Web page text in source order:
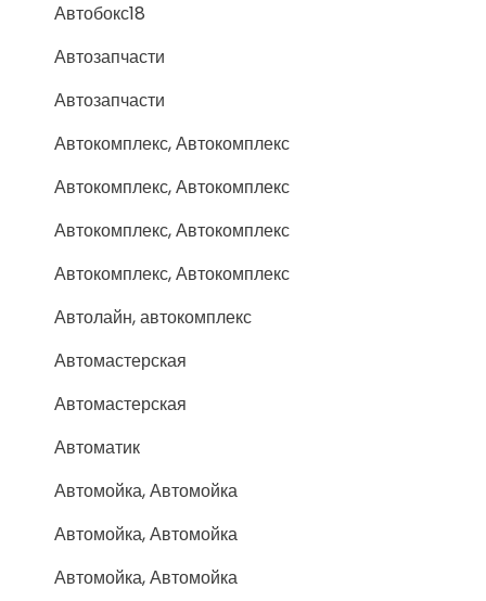
Автобокс18
Автозапчасти
Автозапчасти
Автокомплекс, Автокомплекс
Автокомплекс, Автокомплекс
Автокомплекс, Автокомплекс
Автокомплекс, Автокомплекс
Автолайн, автокомплекс
Автомастерская
Автомастерская
Автоматик
Автомойка, Автомойка
Автомойка, Автомойка
Автомойка, Автомойка